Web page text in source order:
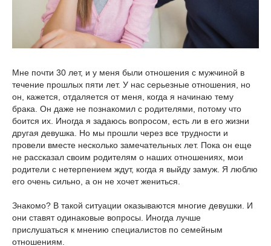
Мне почти 30 лет, и у меня были отношения с мужчиной в
течение прошлых пяти лет. У нас серьезные отношения, но
он, кажется, отдаляется от меня, когда я начинаю тему
брака. Он даже не познакомил с родителями, потому что
боится их. Иногда я задаюсь вопросом, есть ли в его жизни
другая девушка. Но мы прошли через все трудности и
провели вместе несколько замечательных лет. Пока он еще
не рассказал своим родителям о наших отношениях, мои
родители с нетерпением ждут, когда я выйду замуж. Я люблю
его очень сильно, а он не хочет жениться.
Знакомо? В такой ситуации оказываются многие девушки. И
они ставят одинаковые вопросы. Иногда лучше
прислушаться к мнению специалистов по семейным
отношениям.